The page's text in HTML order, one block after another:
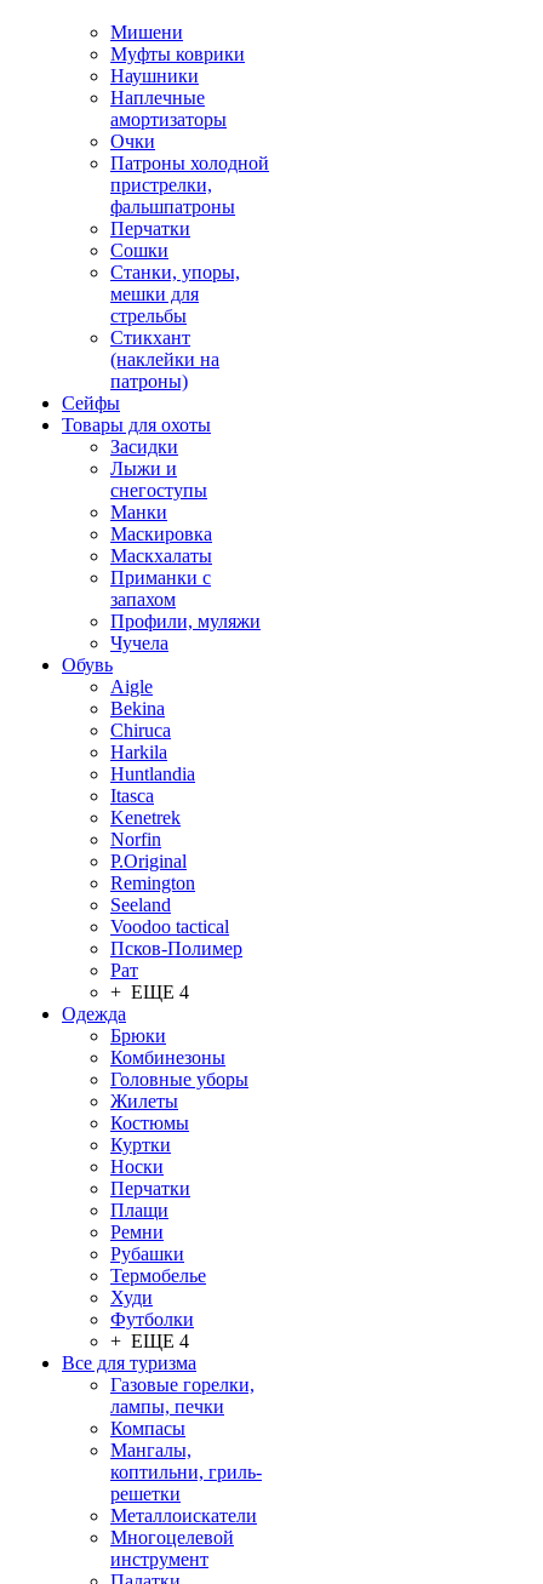
Мишени
Муфты коврики
Наушники
Наплечные
амортизаторы
Очки
Патроны холодной
пристрелки,
фальшпатроны
Перчатки
Сошки
Станки, упоры,
мешки для
стрельбы
Стикхант
(наклейки на
патроны)
Сейфы
Товары для охоты
Засидки
Лыжи и
снегоступы
Манки
Маскировка
Маскхалаты
Приманки с
запахом
Профили, муляжи
Чучела
Обувь
Aigle
Bekina
Chiruсa
Harkila
Huntlandia
Itasca
Kenetrek
Norfin
P.Original
Remington
Seeland
Voodoo tactical
Псков-Полимер
Рат
+ ЕЩЕ 4
Одежда
Брюки
Комбинезоны
Головные уборы
Жилеты
Костюмы
Куртки
Носки
Перчатки
Плащи
Ремни
Рубашки
Термобелье
Худи
Футболки
+ ЕЩЕ 4
Все для туризма
Газовые горелки,
лампы, печки
Компасы
Мангалы,
коптильни, гриль-
решетки
Металлоискатели
Многоцелевой
инструмент